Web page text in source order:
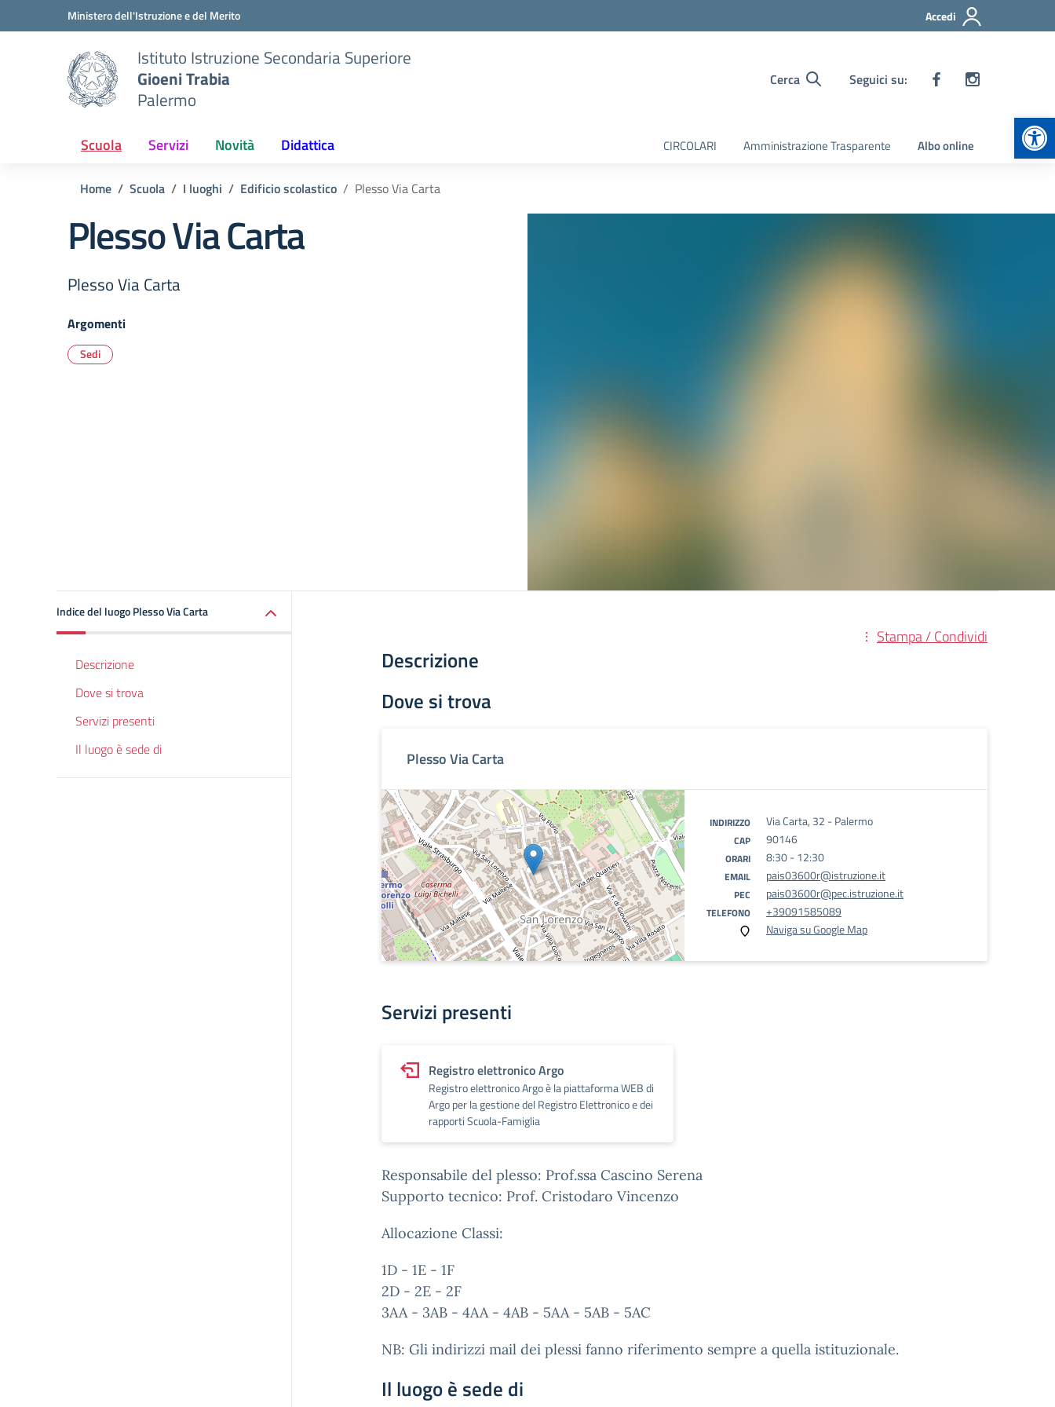
Vai ai contenuti
Vai al menu di navigazioneMinistero dell'Istruzione e del Merito Accedi
Istituto Istruzione Secondaria Superiore
Gioeni Trabia
Palermo
Cerca Seguici su:
Scuola Servizi Novità Didattica CIRCOLARI Amministrazione Trasparente Albo online
Home Scuola I luoghi Edificio scolastico Plesso Via Carta
Plesso Via Carta
Plesso Via Carta
Argomenti
Sedi
Indice del luogo Plesso Via Carta
Descrizione
Dove si trova
Servizi presenti
Il luogo è sede di
Stampa / Condividi
Descrizione
Dove si trova
Plesso Via Carta
INDIRIZZO Via Carta, 32 - Palermo
CAP 90146
ORARI 8:30 - 12:30
EMAIL pais03600r@istruzione.it
PEC pais03600r@pec.istruzione.it
TELEFONO
+39091585089
Naviga su Google Map
Servizi presenti
Registro elettronico Argo
Registro elettronico Argo è la piattaforma WEB di
Argo per la gestione del Registro Elettronico e dei
rapporti Scuola-Famiglia
Responsabile del plesso: Prof.ssa Cascino Serena
Supporto tecnico: Prof. Cristodaro Vincenzo
Allocazione Classi:
1D - 1E - 1F
2D - 2E - 2F
3AA - 3AB - 4AA - 4AB - 5AA - 5AB - 5AC
NB: Gli indirizzi mail dei plessi fanno riferimento sempre a quella istituzionale.
Il luogo è sede di